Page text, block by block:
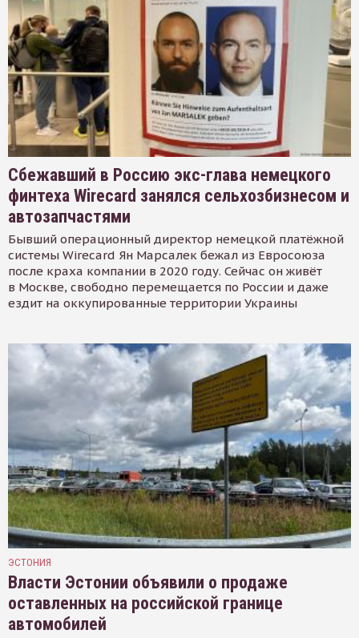
Сбежавший в Россию экс-глава немецкого
финтеха Wirecard занялся сельхозбизнесом и
автозапчастями
Бывший операционный директор немецкой платёжной
системы Wirecard Ян Марсалек бежал из Евросоюза
после краха компании в 2020 году. Сейчас он живёт
в Москве, свободно перемещается по России и даже
ездит на оккупированные территории Украины
ЭСТОНИЯ
Власти Эстонии объявили о продаже
оставленных на российской границе
автомобилей